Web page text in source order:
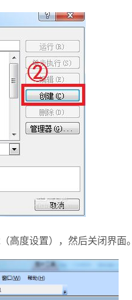
度设置），然后关闭界面。